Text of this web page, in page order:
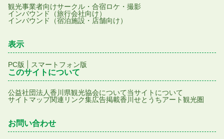
観光事業者向けサークル・合宿ロケ・撮影
インバウンド（旅行会社向け）
インバウンド（宿泊施設・店舗向け）
表示
PC版 スマートフォン版
このサイトについて
公益社団法人香川県観光協会について当サイトについて
サイトマップ関連リンク集広告掲載香川せとうちアート観光圏
お問い合わせ